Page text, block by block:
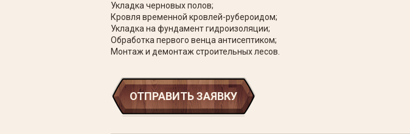
Укладка черновых полов;
Кровля временной кровлей-рубероидом;
Укладка на фундамент гидроизоляции;
Обработка первого венца антисептиком;
Монтаж и демонтаж строительных лесов.
ОТПРАВИТЬ ЗАЯВКУ